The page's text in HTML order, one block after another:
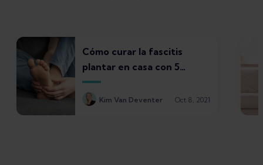
Cómo curar la fascitis
plantar en casa con 5
tratamientos
Kim Van Deventer Oct 8, 2021